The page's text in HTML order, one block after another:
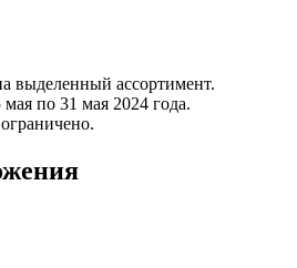
выделенный ассортимент.
по 31 мая 2024 года.